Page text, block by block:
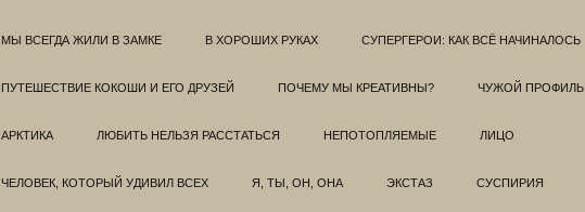
МЫ ВСЕГДА ЖИЛИ В ЗАМКЕ В ХОРОШИХ РУКАХ СУПЕРГЕРОИ: КАК ВСЁ НАЧИНАЛОСЬ
ПУТЕШЕСТВИЕ КОКОШИ И ЕГО ДРУЗЕЙ ПОЧЕМУ МЫ КРЕАТИВНЫ? ЧУЖОЙ ПРОФИЛЬ
АРКТИКА ЛЮБИТЬ НЕЛЬЗЯ РАССТАТЬСЯ НЕПОТОПЛЯЕМЫЕ ЛИЦО
ЧЕЛОВЕК, КОТОРЫЙ УДИВИЛ ВСЕХ Я, ТЫ, ОН, ОНА ЭКСТАЗ СУСПИРИЯ